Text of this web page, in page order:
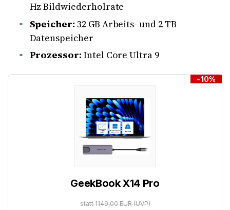
Hz Bildwiederholrate
Speicher: 32 GB Arbeits- und 2 TB
Datenspeicher
Prozessor: Intel Core Ultra 9
-10%
GeekBook X14 Pro
statt 1149,00 EUR(UVP)